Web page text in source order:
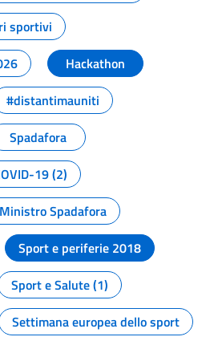
sportivi
Hackathon
#distantimauniti
Spadafora
19 (2)
Ministro Spadafora
Sport e periferie 2018
Sport e Salute (1)
Settimana europea dello sport